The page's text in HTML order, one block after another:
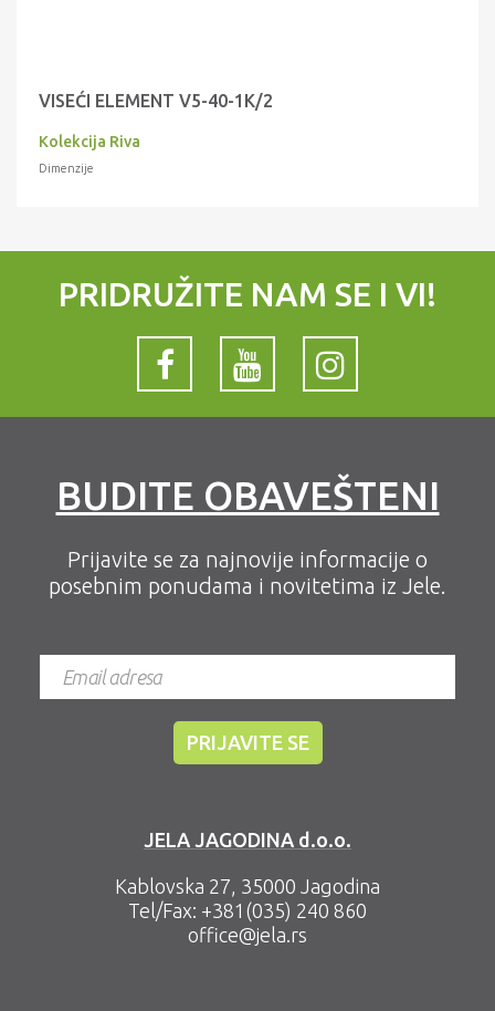
VISEĆI ELEMENT V5-40-1K/2
Kolekcija Riva
Dimenzije
PRIDRUŽITE NAM SE I VI!
BUDITE OBAVEŠTENI
Prijavite se za najnovije informacije o
posebnim ponudama i novitetima iz Jele.
JELA JAGODINA d.o.o.
Kablovska 27, 35000 Jagodina
Tel/Fax: +381(035) 240 860
office@jela.rs